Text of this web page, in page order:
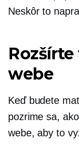
Neskôr to
webe
Keď budete
pozrime sa,
webe, aby to